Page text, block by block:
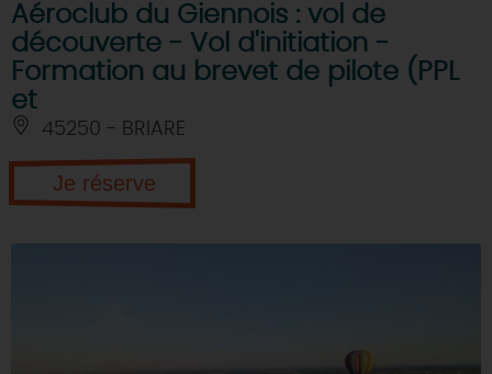
Aéroclub du Giennois : vol de
découverte - Vol d'initiation -
Formation au brevet de pilote (PPL
et
45250 - BRIARE
Je réserve